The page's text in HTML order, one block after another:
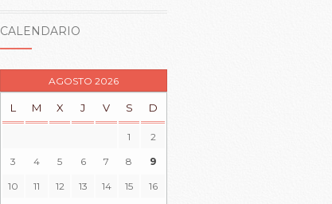
CALENDARIO
AGOSTO 2026
L M X J V S D
1 2
3 4 5 6 7 8 9
10 11 12 13 14 15 16